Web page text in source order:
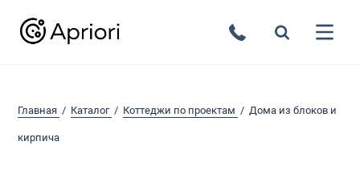
Главная Каталог Коттеджи по проектам Дома из блоков и
кирпича